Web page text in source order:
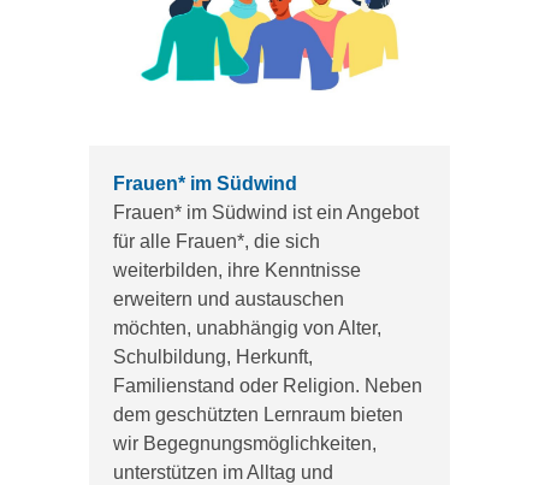
Frauen* im Südwind
Frauen* im Südwind ist ein Angebot
für alle Frauen*, die sich
weiterbilden, ihre Kenntnisse
erweitern und austauschen
möchten, unabhängig von Alter,
Schulbildung, Herkunft,
Familienstand oder Religion. Neben
dem geschützten Lernraum bieten
wir Begegnungsmöglichkeiten,
unterstützen im Alltag und